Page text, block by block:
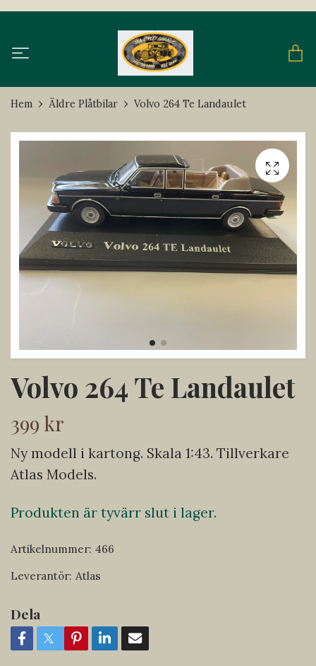
Hem Äldre Plåtbilar Volvo 264 Te Landaulet
Volvo 264 Te Landaulet
399 kr
Ny modell i kartong. Skala 1:43. Tillverkare
Atlas Models.
Produkten är tyvärr slut i lager.
Artikelnummer: 466
Leverantör: Atlas
Dela